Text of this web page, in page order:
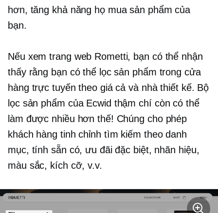
hơn, tăng khả năng họ mua sản phẩm của
bạn.
Nếu xem trang web Rometti, bạn có thể nhận
thấy rằng bạn có thể lọc sản phẩm trong cửa
hàng trực tuyến theo giá cả và nhà thiết kế. Bộ
lọc sản phẩm của Ecwid thậm chí còn có thể
làm được nhiều hơn thế! Chúng cho phép
khách hàng tinh chỉnh tìm kiếm theo danh
mục, tính sẵn có, ưu đãi đặc biệt, nhãn hiệu,
màu sắc, kích cỡ, v.v.